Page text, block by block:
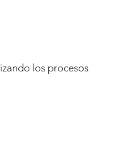
los procesos